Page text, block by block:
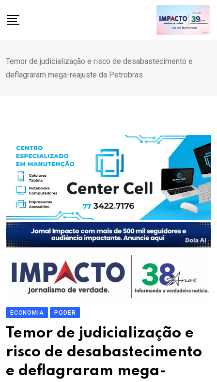
Temor de judicialização e risco de desabastecimento e
deflagraram mega-reajuste da Petrobras
ECONOMIA PODER
Temor de judicialização e
risco de desabastecimento
e deflagraram mega-